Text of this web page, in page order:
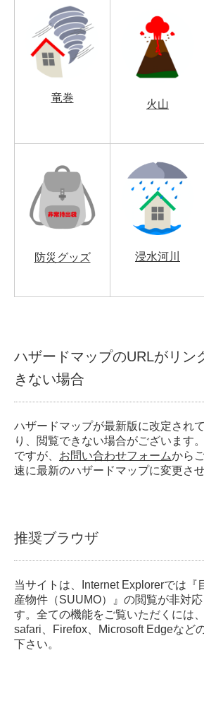
竜巻
火山
防災グッズ 浸水河川
ハザードマップのURLがリン
きない場合
ハザードマップが最新版に改定され
り、閲覧できない場合がございます
ですが、 お問い合わせフォームから
速に最新のハザードマップに変更さ
推奨ブラウザ
当サイトは、Internet Explorerでは『
産物件（SUUMO）』の閲覧が非対
す。全ての機能をご覧いただくには
safari、Firefox、Microsoft Edgeなど
下さい。